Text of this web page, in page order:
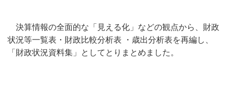
決算情報の全面的な「見える化」などの観点から、財政
状況等一覧表・財政比較分析表 ・歳出分析表を再編し、
「財政状況資料集」としてとりまとめました。